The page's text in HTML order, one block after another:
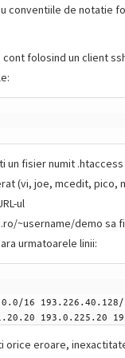
conventiile de notatie
folosind un client
un fisier numit
(vi, joe, mcedit, pico,
ul
~username/demo sa
urmatoarele linii:
/16 193.226.40.128 /
193.0.225.20
orice eroare,